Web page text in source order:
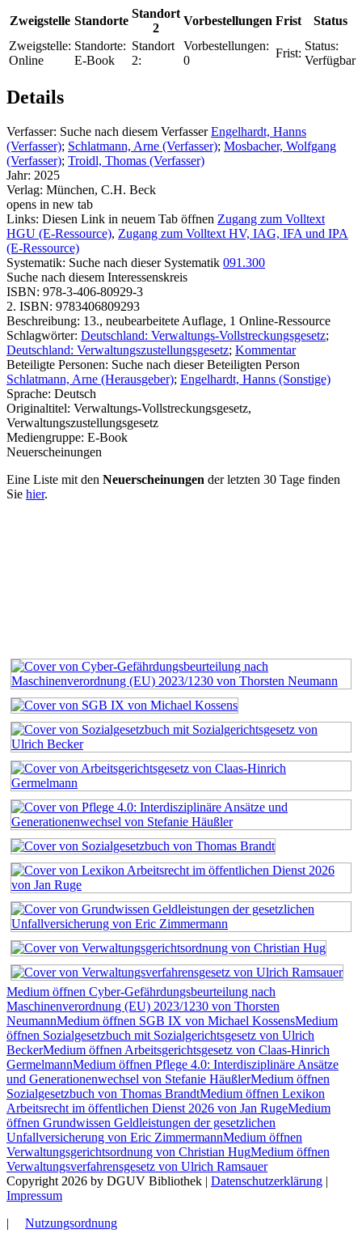
Zweigstelle Standorte
Standort
2
Vorbestellungen Frist
Status
Zweigstelle:
Online
Standorte:
E-Book
Standort
2:
Vorbestellungen:
0
Frist:
Status:
Verfügbar
Details
Verfasser: Suche nach diesem Verfasser Engelhardt, Hanns
(Verfasser); Schlatmann, Arne (Verfasser); Mosbacher, Wolfgang
(Verfasser); Troidl, Thomas (Verfasser)
Jahr: 2025
Verlag: München, C.H. Beck
opens in new tab
Links: Diesen Link in neuem Tab öffnen Zugang zum Volltext
HGU (E-Ressource), Zugang zum Volltext HV, IAG, IFA und IPA
(E-Ressource)
Systematik: Suche nach dieser Systematik 091.300
Suche nach diesem Interessenskreis
ISBN: 978-3-406-80929-3
2. ISBN: 9783406809293
Beschreibung: 13., neubearbeitete Auflage, 1 Online-Ressource
Schlagwörter: Deutschland: Verwaltungs-Vollstreckungsgesetz;
Deutschland: Verwaltungszustellungsgesetz; Kommentar
Beteiligte Personen: Suche nach dieser Beteiligten Person
Schlatmann, Arne (Herausgeber); Engelhardt, Hanns (Sonstige)
Sprache: Deutsch
Originaltitel: Verwaltungs-Vollstreckungsgesetz,
Verwaltungszustellungsgesetz
Mediengruppe: E-Book
Neuerscheinungen
Eine Liste mit den Neuerscheinungen der letzten 30 Tage finden
Sie hier.
Medium öffnen Cyber-Gefährdungsbeurteilung nach
Maschinenverordnung (EU) 2023/1230 von Thorsten
NeumannMedium öffnen SGB IX von Michael KossensMedium
öffnen Sozialgesetzbuch mit Sozialgerichtsgesetz von Ulrich
BeckerMedium öffnen Arbeitsgerichtsgesetz von Claas-Hinrich
GermelmannMedium öffnen Pflege 4.0: Interdisziplinäre Ansätze
und Generationenwechsel von Stefanie HäußlerMedium öffnen
Sozialgesetzbuch von Thomas BrandtMedium öffnen Lexikon
Arbeitsrecht im öffentlichen Dienst 2026 von Jan RugeMedium
öffnen Grundwissen Geldleistungen der gesetzlichen
Unfallversicherung von Eric ZimmermannMedium öffnen
Verwaltungsgerichtsordnung von Christian HugMedium öffnen
Verwaltungsverfahrensgesetz von Ulrich Ramsauer
Copyright 2026 by DGUV Bibliothek | Datenschutzerklärung |
Impressum
| Nutzungsordnung